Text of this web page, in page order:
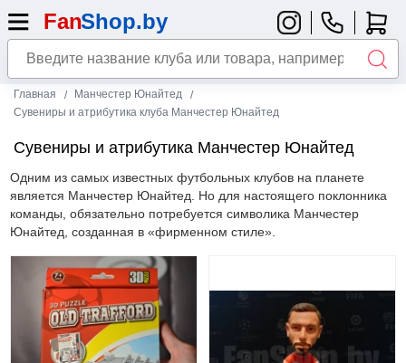
Главная
Манчестер Юнайтед
Сувениры и атрибутика клуба Манчестер Юнайтед
Сувениры и атрибутика Манчестер Юнайтед
Одним из самых известных футбольных клубов на планете
является Манчестер Юнайтед. Но для настоящего поклонника
команды, обязательно потребуется символика Манчестер
Юнайтед, созданная в «фирменном стиле».